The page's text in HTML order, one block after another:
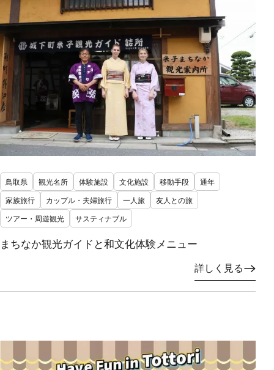
鳥取県 観光名所 体験施設 文化施設 移動手段
通年
家族旅行
カップル・夫婦旅行 一人旅
友人との旅
ツアー・周遊観光
サスティナブル
まちなか観光ガイドと和文化体験メニュー
詳しく見る